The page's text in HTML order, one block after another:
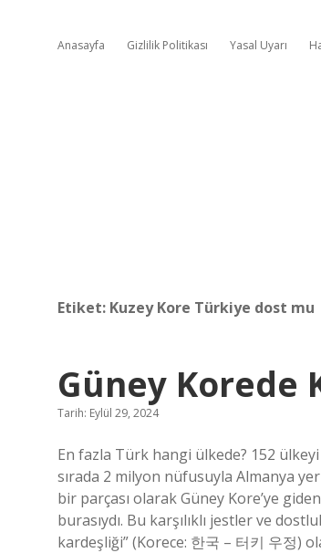
Anasayfa Gizlilik Politikası Yasal Uyarı
Etiket: Kuzey Kore Türkiye dost mu
Güney Korede
Tarih: Eylül 29, 2024
En fazla Türk hangi ülkede? 152
sırada 2 milyon nüfusuyla Almanya
bir parçası olarak Güney Kore’ye
burasıydı. Bu karşılıklı jestler ve
kardeşliği” (Korece: 한국 – 터키 우정)